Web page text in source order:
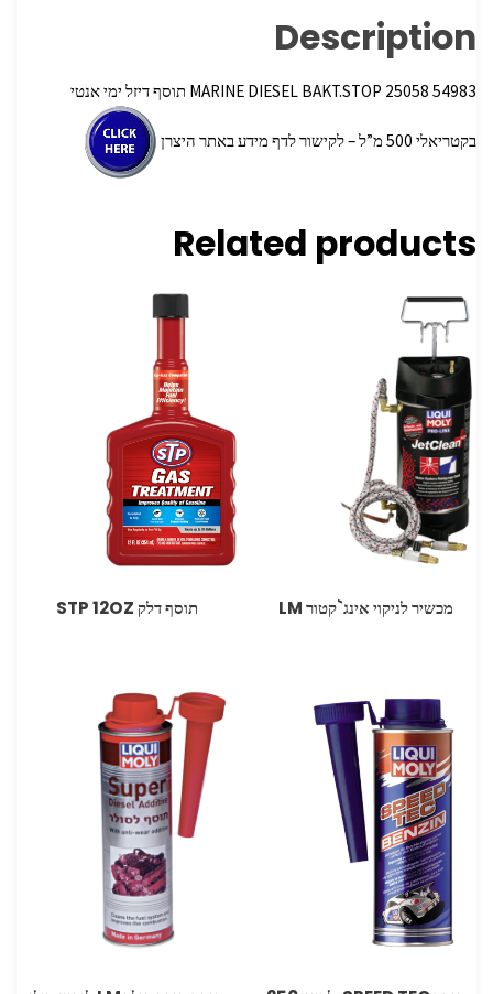
Description
54983 25058 MARINE DIESEL BAKT.STOP תוסף דיזל ימי אנטי
בקטריאלי 500 מ”ל – לקישור לדף מידע באתר היצרן
Related products
מכשיר לניקוי אינג`קטור LM תוסף דלק STP 12OZ